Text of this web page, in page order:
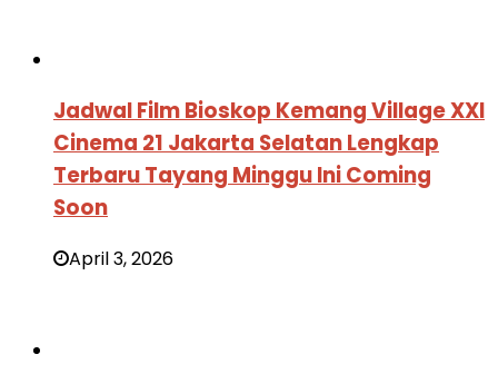
Jadwal Film Bioskop Kemang Village XXI
Cinema 21 Jakarta Selatan Lengkap
Terbaru Tayang Minggu Ini Coming
Soon
April 3, 2026